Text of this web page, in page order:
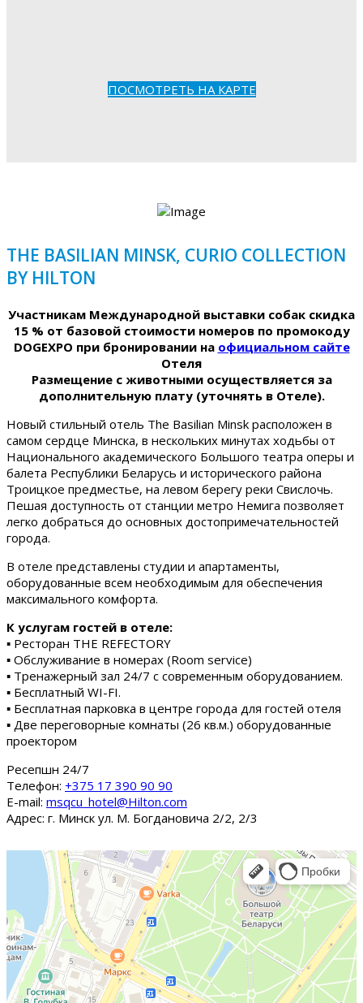
ПОСМОТРЕТЬ НА КАРТЕ
THE BASILIAN MINSK, CURIO COLLECTION
BY HILTON
Участникам Международной выставки собак скидка
15 % от базовой стоимости номеров по промокоду
DOGEXPO при бронировании на официальном сайте
Отеля
Размещение с животными осуществляется за
дополнительную плату (уточнять в Отеле).
Новый стильный отель The Basilian Minsk расположен в
самом сердце Минска, в нескольких минутах ходьбы от
Национального академического Большого театра оперы и
балета Республики Беларусь и исторического района
Троицкое предместье, на левом берегу реки Свислочь.
Пешая доступность от станции метро Немига позволяет
легко добраться до основных достопримечательностей
города.
В отеле представлены студии и апартаменты,
оборудованные всем необходимым для обеспечения
максимального комфорта.
К услугам гостей в отеле:
▪ Ресторан THE REFECTORY
▪ Обслуживание в номерах (Room service)
▪ Тренажерный зал 24/7 с современным оборудованием.
▪ Бесплатный WI-FI.
▪ Бесплатная парковка в центре города для гостей отеля
▪ Две переговорные комнаты (26 кв.м.) оборудованные
проектором
Ресепшн 24/7
Tелефон: +375 17 390 90 90
E-mail: msqcu_hotel@Hilton.com
Адрес: г. Минск ул. М. Богдановича 2/2, 2/3